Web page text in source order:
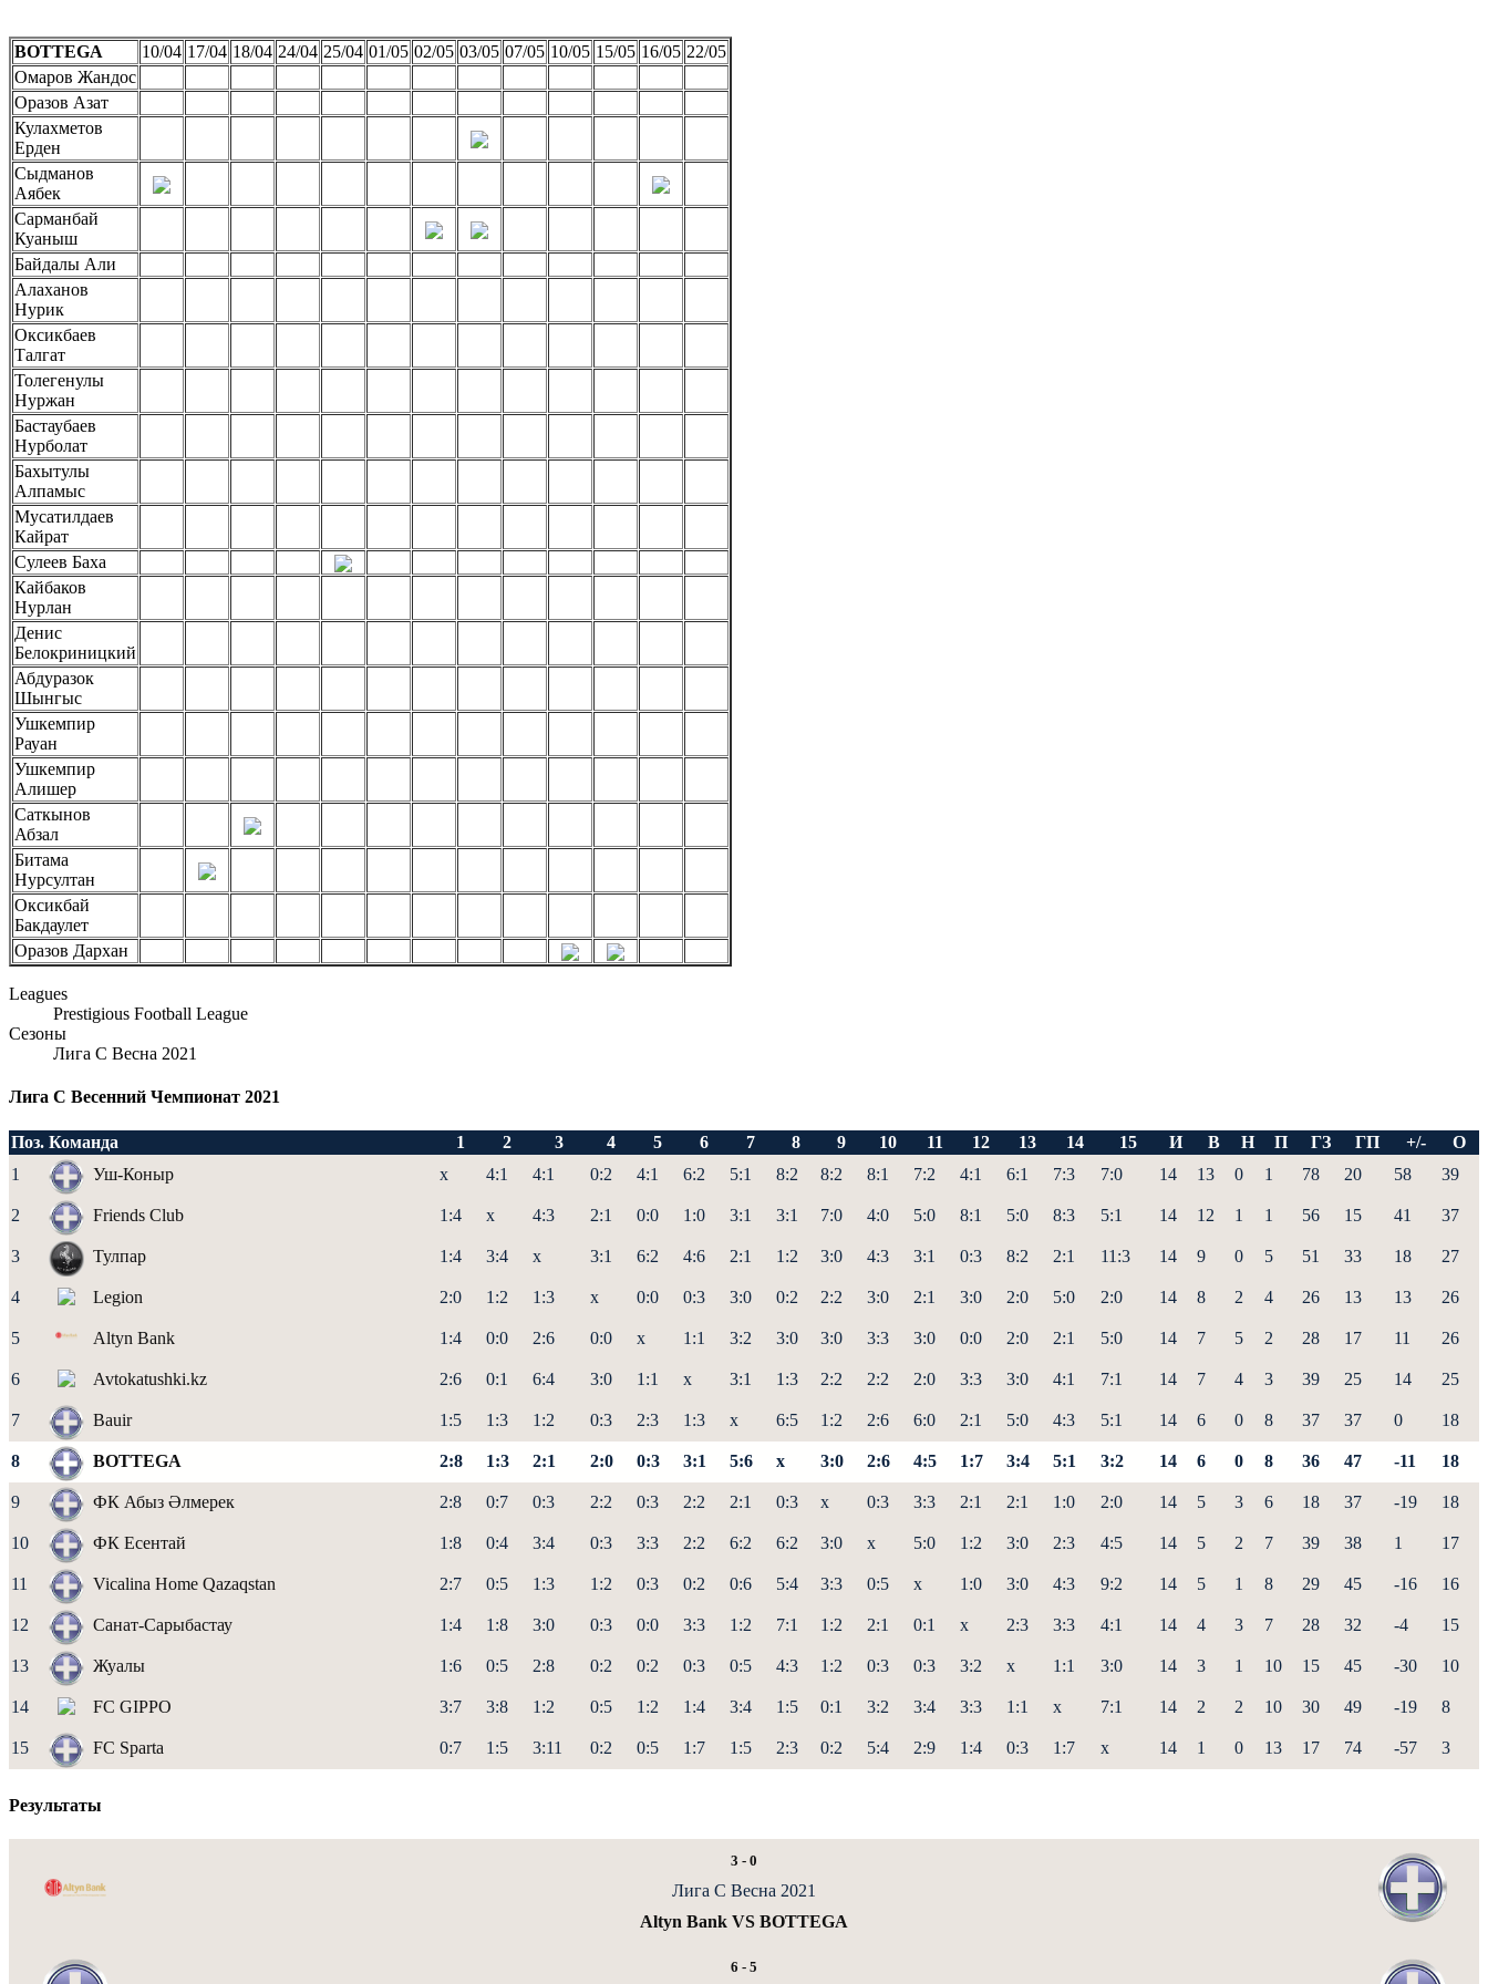
BOTTEGA 10/04 17/04 18/04 24/04 25/04 01/05 02/05 03/05 07/05 10/05 15/05 16/05 22/05
Омаров Жандос
Оразов Азат
Кулахметов
Ерден
Сыдманов
Аябек
Сарманбай
Куаныш
Байдалы Али
Алаханов
Нурик
Оксикбаев
Талгат
Толегенулы
Нуржан
Бастаубаев
Нурболат
Бахытулы
Алпамыс
Мусатилдаев
Кайрат
Сулеев Баха
Кайбаков
Нурлан
Денис
Белокриницкий
Абдуразок
Шынгыс
Ушкемпир
Рауан
Ушкемпир
Алишер
Саткынов
Абзал
Битама
Нурсултан
Оксикбай
Бакдаулет
Оразов Дархан
Leagues
Prestigious Football League
Сезоны
Лига С Весна 2021
Лига C Весенний Чемпионат 2021
Поз. Команда 1 2 3 4 5 6 7 8 9 10 11 12 13 14 15 И В Н П ГЗ ГП +/-
О
1
Уш-Коныр x 4:1 4:1 0:2 4:1 6:2 5:1 8:2 8:2 8:1 7:2 4:1 6:1 7:3 7:0 14 13 0 1 78 20 58 39
2 Friends Club 1:4 x 4:3 2:1 0:0 1:0 3:1 3:1 7:0 4:0 5:0 8:1 5:0 8:3 5:1 14 12 1 1 56 15 41 37
3 Тулпар 1:4 3:4 x 3:1 6:2 4:6 2:1 1:2 3:0 4:3 3:1 0:3 8:2 2:1 11:3 14 9 0 5 51 33 18 27
4 Legion 2:0 1:2 1:3 x 0:0 0:3 3:0 0:2 2:2 3:0 2:1 3:0 2:0 5:0 2:0 14 8 2 4 26 13 13 26
5 Altyn Bank 1:4 0:0 2:6 0:0 x 1:1 3:2 3:0 3:0 3:3 3:0 0:0 2:0 2:1 5:0 14 7 5 2 28 17 11 26
6 Avtokatushki.kz 2:6 0:1 6:4 3:0 1:1 x 3:1 1:3 2:2 2:2 2:0 3:3 3:0 4:1 7:1 14 7 4 3 39 25 14 25
7 Bauir 1:5 1:3 1:2 0:3 2:3 1:3 x 6:5 1:2 2:6 6:0 2:1 5:0 4:3 5:1 14 6 0 8 37 37 0 18
8 BOTTEGA 2:8 1:3 2:1 2:0 0:3 3:1 5:6 x 3:0 2:6 4:5 1:7 3:4 5:1 3:2 14 6 0 8 36 47 -11 18
9 ФК Абыз Әлмерек 2:8 0:7 0:3 2:2 0:3 2:2 2:1 0:3 x 0:3 3:3 2:1 2:1 1:0 2:0 14 5 3 6 18 37 -19 18
10 ФК Есентай 1:8 0:4 3:4 0:3 3:3 2:2 6:2 6:2 3:0 x 5:0 1:2 3:0 2:3 4:5 14 5 2 7 39 38 1 17
11 Vicalina Home Qazaqstan 2:7 0:5 1:3 1:2 0:3 0:2 0:6 5:4 3:3 0:5 x 1:0 3:0 4:3 9:2 14 5 1 8 29 45 -16 16
12 Санат-Сарыбастау 1:4 1:8 3:0 0:3 0:0 3:3 1:2 7:1 1:2 2:1 0:1 x 2:3 3:3 4:1 14 4 3 7 28 32 -4 15
13 Жуалы 1:6 0:5 2:8 0:2 0:2 0:3 0:5 4:3 1:2 0:3 0:3 3:2 x 1:1 3:0 14 3 1 10 15 45 -30 10
14 FC GIPPO 3:7 3:8 1:2 0:5 1:2 1:4 3:4 1:5 0:1 3:2 3:4 3:3 1:1 x 7:1 14 2 2 10 30 49 -19 8
15 FC Sparta 0:7 1:5 3:11 0:2 0:5 1:7 1:5 2:3 0:2 5:4 2:9 1:4 0:3 1:7 x 14 1 0 13 17 74 -57 3
Результаты
3 - 0
Лига С Весна 2021
Altyn Bank VS BOTTEGA
6 - 5